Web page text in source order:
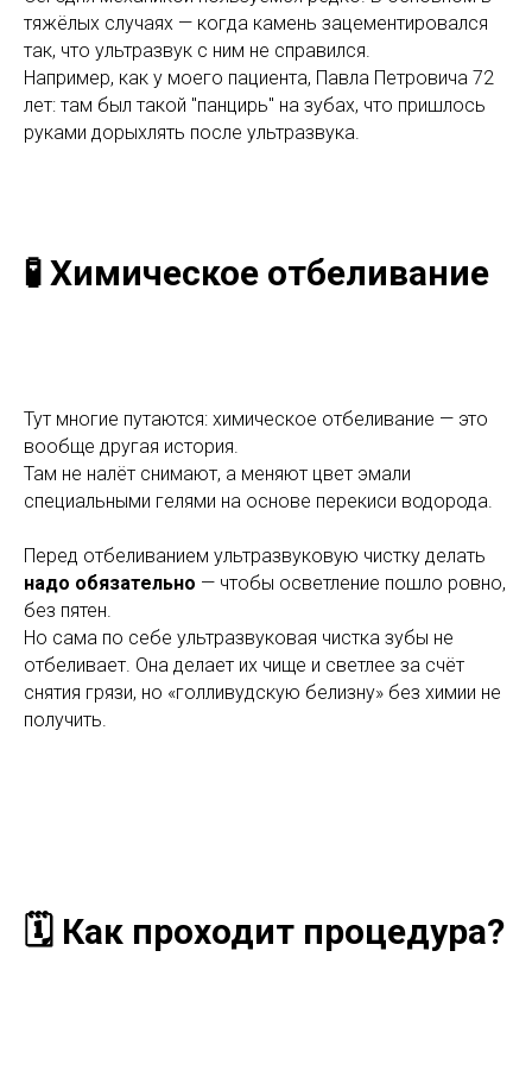
тяжёлых случаях — когда камень зацементировался
так, что ультразвук с ним не справился.
Например, как у моего пациента, Павла Петровича 72
лет: там был такой "панцирь" на зубах, что пришлось
руками дорыхлять после ультразвука.
🧪 Химическое отбеливание
Тут многие путаются: химическое отбеливание — это
вообще другая история.
Там не налёт снимают, а меняют цвет эмали
специальными гелями на основе перекиси водорода.
Перед отбеливанием ультразвуковую чистку делать
надо обязательно — чтобы осветление пошло ровно,
без пятен.
Но сама по себе ультразвуковая чистка зубы не
отбеливает. Она делает их чище и светлее за счёт
снятия грязи, но «голливудскую белизну» без химии не
получить.
🗓️ Как проходит процедура?